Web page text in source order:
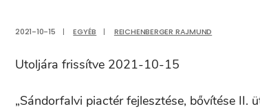
2021-10-15 | EGYÉB | REICHENBERGER RAJMUND
Utoljára frissítve 2021-10-15
„Sándorfalvi piactér fejlesztése, bővítése II.